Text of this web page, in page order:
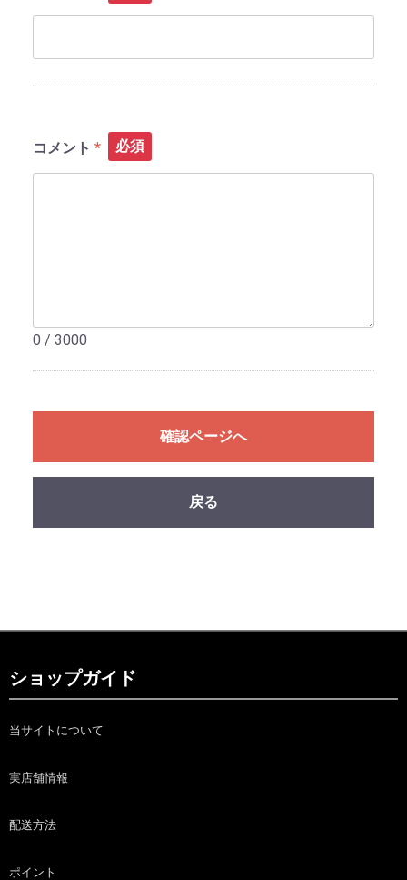
コメント 必須
0 / 3000
確認ページへ
戻る
ショップガイド
当サイトについて
実店舗情報
配送方法
ポイント